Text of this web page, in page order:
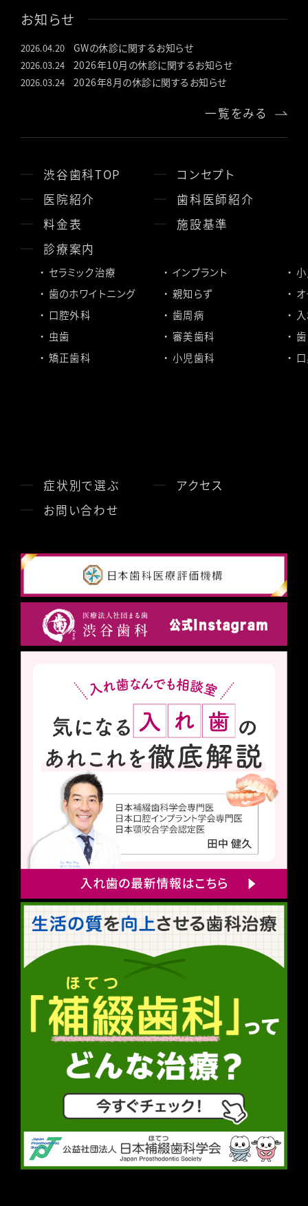
お知らせ
2026.04.20 GWの休診に関するお知らせ
2026.03.24 2026年10月の休診に関するお知らせ
2026.03.24 2026年8月の休診に関するお知らせ
一覧をみる
渋谷歯科TOP
コンセプト
医院紹介
歯科医師紹介
料金表
施設基準
診療案内
セラミック治療
歯のホワイトニング
口腔外科
虫歯
矯正歯科
インプラント
親知らず
歯周病
審美歯科
小児歯科
症状別で選ぶ
アクセス
お問い合わせ